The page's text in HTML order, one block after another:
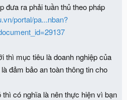
đưa ra phải tuần thủ theo pháp
portal/pa...nban?
thì mục tiêu là doanh nghiệp của
đảm bảo an toàn thông tin cho
thì có nghĩa là nên thực hiện vì bạn